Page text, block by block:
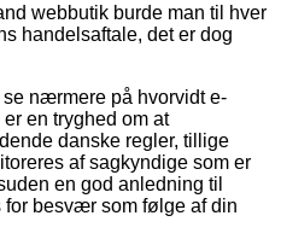
webbutik burde man til hver
handelsaftale, det er dog
nærmere på hvorvidt e-
en tryghed om at
danske regler, tillige
af sagkyndige som er
en god anledning til
besvær som følge af din